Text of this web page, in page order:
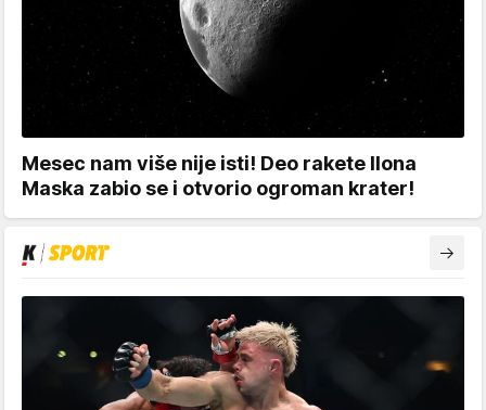
Mesec nam više nije isti! Deo rakete Ilona
Maska zabio se i otvorio ogroman krater!